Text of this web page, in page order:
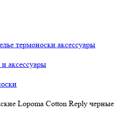
термоноски аксессуары
аксессуары
Lopoma Cotton Reply черные